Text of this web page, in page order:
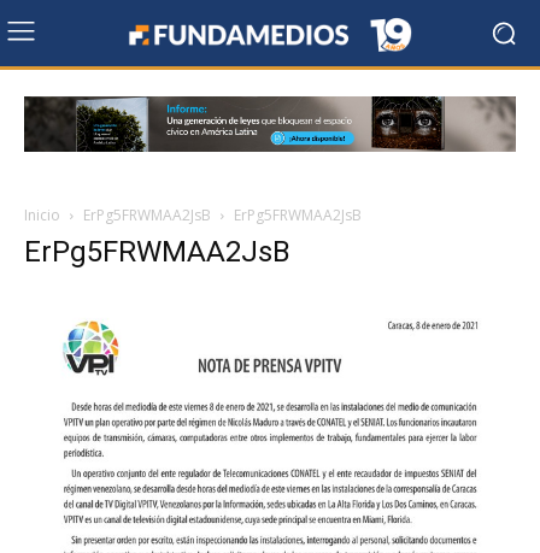
Inicio ErPg5FRWMAA2JsB ErPg5FRWMAA2JsB
ErPg5FRWMAA2JsB